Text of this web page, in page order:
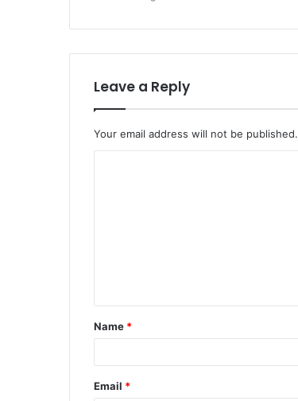
Leave a Reply
Your email address will not be published.
t
*
Name *
Email *